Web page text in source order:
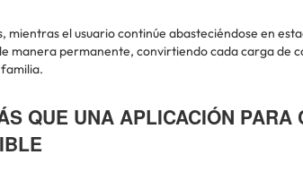
mientras el usuario continúe abasteciéndose en
manera permanente, convirtiendo cada carga de
QUE UNA APLICACIÓN PARA